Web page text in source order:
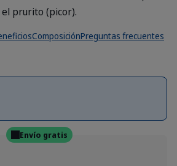
prurito (picor).
ComposiciónPreguntas frecuentes
Envío gratis